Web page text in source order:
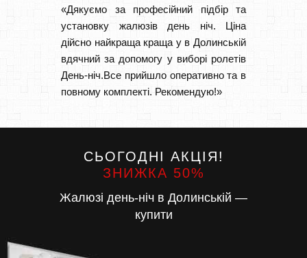
«Дякуємо за професійний підбір та
установку жалюзів день ніч. Ціна
дійсно найкраща краща у в Долинській
вдячний за допомогу у виборі ролетів
День-ніч.Все прийшло оперативно та в
повному комплекті. Рекомендую!»
СЬОГОДНІ АКЦІЯ!
ЗНИЖКА 50%
Жалюзі день-ніч в Долинській —
купити